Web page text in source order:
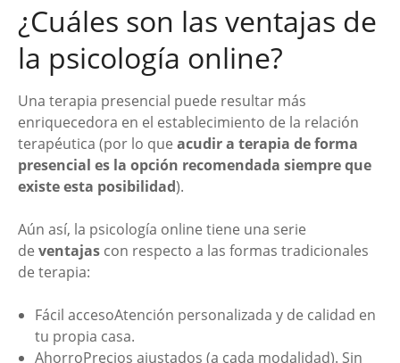
¿Cuáles son las ventajas de
la psicología online?
Una terapia presencial puede resultar más
enriquecedora en el establecimiento de la relación
terapéutica (por lo que acudir a terapia de forma
presencial es la opción recomendada siempre que
existe esta posibilidad).
Aún así, la psicología online tiene una serie
de ventajas con respecto a las formas tradicionales
de terapia:
Fácil accesoAtención personalizada y de calidad en
tu propia casa.
AhorroPrecios ajustados (a cada modalidad). Sin